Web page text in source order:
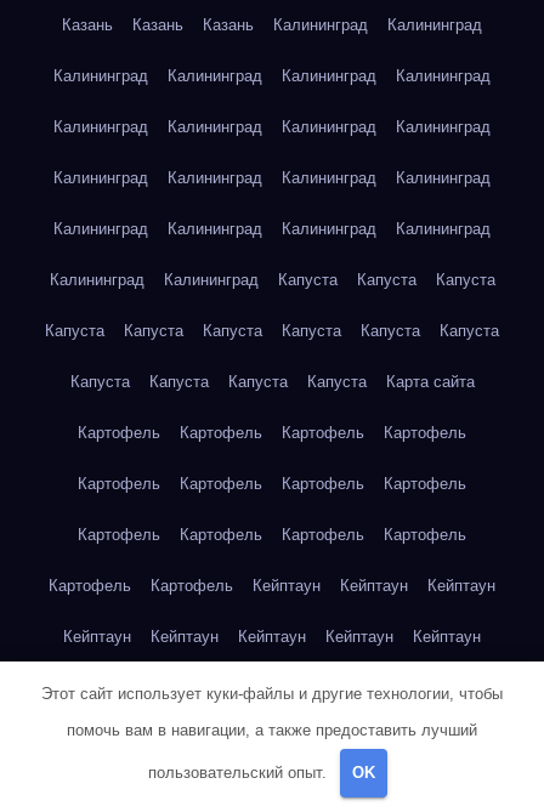
Казань Казань Казань Калининград Калининград
Калининград Калининград Калининград Калининград
Калининград Калининград Калининград Калининград
Калининград Калининград Калининград Калининград
Калининград Калининград Калининград Калининград
Калининград Калининград Капуста Капуста Капуста
Капуста Капуста Капуста Капуста Капуста Капуста
Капуста Капуста Капуста Капуста Карта сайта
Картофель Картофель Картофель Картофель
Картофель Картофель Картофель Картофель
Картофель Картофель Картофель Картофель
Картофель Картофель Кейптаун Кейптаун Кейптаун
Кейптаун Кейптаун Кейптаун Кейптаун Кейптаун
Кейптаун Кейптаун Кейптаун Кейптаун Кейптаун
Кейптаун Кейптаун Кейптаун Кейптаун Кейптаун
Клубника
Этот сайт использует куки-файлы и другие технологии, чтобы
помочь вам в навигации, а также предоставить лучший
пользовательский опыт. OK